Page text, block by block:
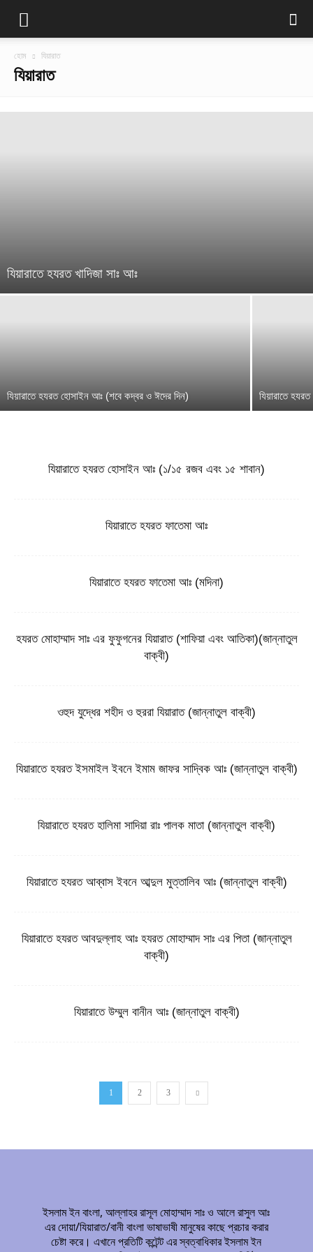
হোম যিয়ারাত
যিয়ারাত
যিয়ারাতে হযরত খাদিজা সাঃ আঃ
যিয়ারাতে হযরত হোসাইন আঃ (শবে কদ্বর ও ঈদের দিন) যিয়ারাতে
যিয়ারাতে হযরত হোসাইন আঃ (১/১৫ রজব এবং ১৫ শাবান)
যিয়ারাতে হযরত ফাতেমা আঃ
যিয়ারাতে হযরত ফাতেমা আঃ (মদিনা)
হযরত মোহাম্মাদ সাঃ এর ফুফুগনের যিয়ারাত (শাফিয়া এবং আতিকা)(জান্নাতুল
বাক্বী)
ওহুদ যুদ্ধের শহীদ ও হুররা যিয়ারাত (জান্নাতুল বাক্বী)
যিয়ারাতে হযরত ইসমাইল ইবনে ইমাম জাফর সাদ্বিক আঃ (জান্নাতুল বাক্বী)
যিয়ারাতে হযরত হালিমা সাদিয়া রাঃ পালক মাতা (জান্নাতুল বাক্বী)
যিয়ারাতে হযরত আব্বাস ইবনে আব্দুল মুত্তালিব আঃ (জান্নাতুল বাক্বী)
যিয়ারাতে হযরত আবদুল্লাহ আঃ হযরত মোহাম্মাদ সাঃ এর পিতা (জান্নাতুল
বাক্বী)
যিয়ারাতে উম্মুল বানীন আঃ (জান্নাতুল বাক্বী)
1 2 3
ইসলাম ইন বাংলা, আল্লাহর রাসূল মোহাম্মাদ সাঃ ও আলে রাসুল আঃ
এর দোয়া/যিয়ারাত/বানী বাংলা ভাষাভাষী মানুষের কাছে প্রচার করার
চেষ্টা করে। এখানে প্রতিটি কন্টেন্ট এর স্বত্বাধিকার ইসলাম ইন